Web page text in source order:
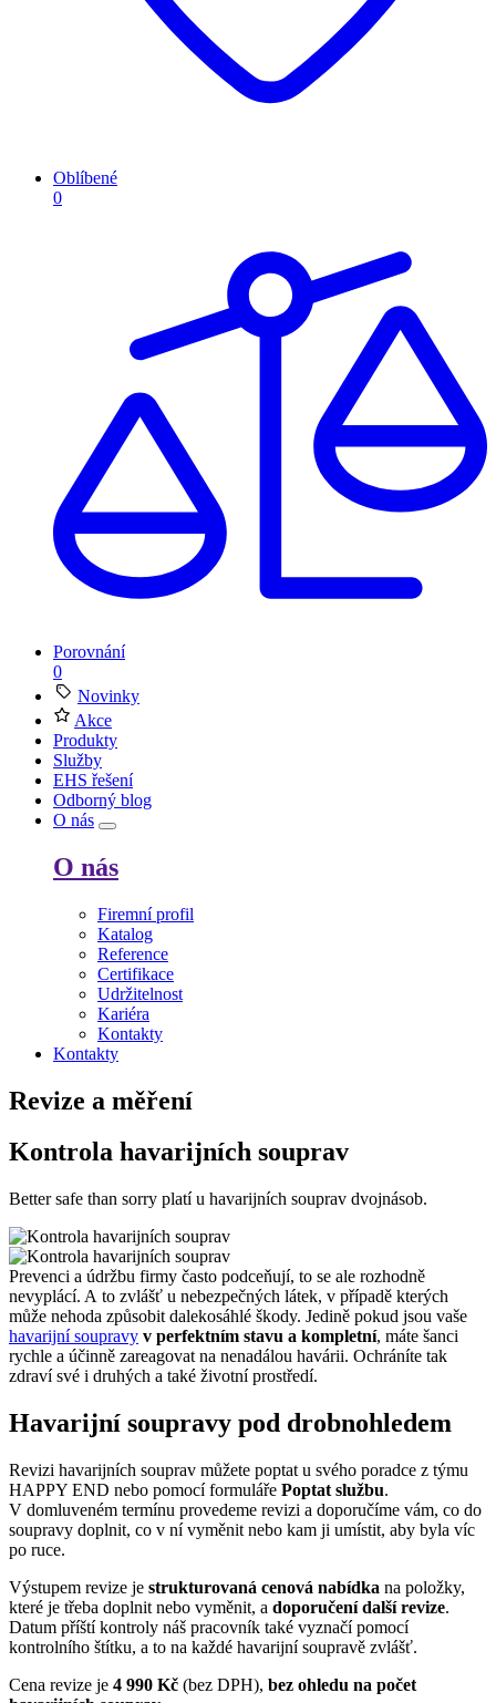
Oblíbené
0
Porovnání
0
Novinky
Akce
Produkty
Služby
EHS řešení
Odborný blog
O nás
O nás
Firemní profil
Katalog
Reference
Certifikace
Udržitelnost
Kariéra
Kontakty
Kontakty
Revize a měření
Kontrola havarijních souprav
Better safe than sorry platí u havarijních souprav dvojnásob.
Prevenci a údržbu firmy často podceňují, to se ale rozhodně
nevyplácí. A to zvlášť u nebezpečných látek, v případě kterých
může nehoda způsobit dalekosáhlé škody. Jedině pokud jsou vaše
havarijní soupravy v perfektním stavu a kompletní, máte šanci
rychle a účinně zareagovat na nenadálou havárii. Ochráníte tak
zdraví své i druhých a také životní prostředí.
Havarijní soupravy pod drobnohledem
Revizi havarijních souprav můžete poptat u svého poradce z týmu
HAPPY END nebo pomocí formuláře Poptat službu.
V domluveném termínu provedeme revizi a doporučíme vám, co do
soupravy doplnit, co v ní vyměnit nebo kam ji umístit, aby byla víc
po ruce.
Výstupem revize je strukturovaná cenová nabídka na položky,
které je třeba doplnit nebo vyměnit, a doporučení další revize.
Datum příští kontroly náš pracovník také vyznačí pomocí
kontrolního štítku, a to na každé havarijní soupravě zvlášť.
Cena revize je 4 990 Kč (bez DPH), bez ohledu na počet